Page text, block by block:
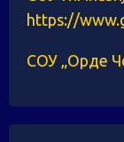
https://
СОУ „Орде